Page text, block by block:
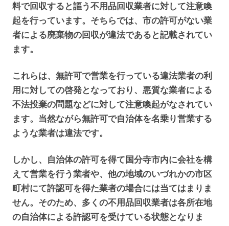
料で回収すると謳う不用品回収業者に対して注意喚
起を行っています。そちらでは、市の許可がない業
者による廃棄物の回収が違法であると記載されてい
ます。
これらは、無許可で営業を行っている違法業者の利
用に対しての啓発となっており、悪質な業者による
不法投棄の問題などに対して注意喚起がなされてい
ます。当然ながら無許可で自治体を名乗り営業する
ような業者は違法です。
しかし、自治体の許可を得て国分寺市内に会社を構
えて営業を行う業者や、他の地域のいづれかの市区
町村にて許認可を得た業者の場合には当てはまりま
せん。そのため、多くの不用品回収業者は各所在地
の自治体による許認可を受けている状態となりま